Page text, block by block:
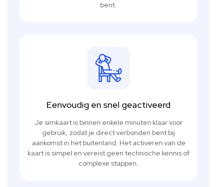
bent.
Eenvoudig en snel geactiveerd
Je simkaart is binnen enkele minuten klaar voor
gebruik, zodat je direct verbonden bent bij
aankomst in het buitenland. Het activeren van de
kaart is simpel en vereist geen technische kennis of
complexe stappen.